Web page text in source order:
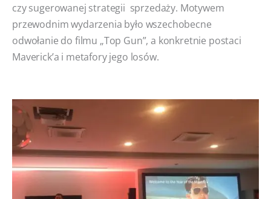
czy sugerowanej strategii sprzedaży. Motywem
przewodnim wydarzenia było wszechobecne
odwołanie do filmu „Top Gun”, a konkretnie postaci
Maverick’a i metafory jego losów.